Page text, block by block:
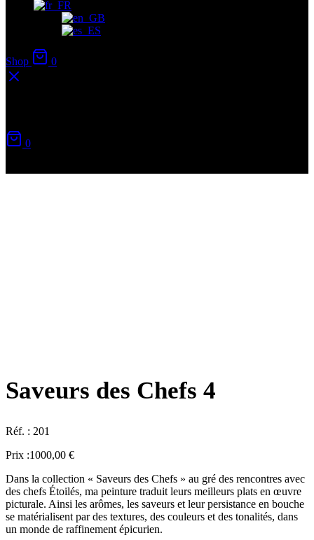
Shop 0
0
Saveurs des Chefs 4
Réf. : 201
Prix :1000,00 €
Dans la collection « Saveurs des Chefs » au gré des rencontres avec
des chefs Étoilés, ma peinture traduit leurs meilleurs plats en œuvre
picturale. Ainsi les arômes, les saveurs et leur persistance en bouche
se matérialisent par des textures, des couleurs et des tonalités, dans
un monde de raffinement épicurien.